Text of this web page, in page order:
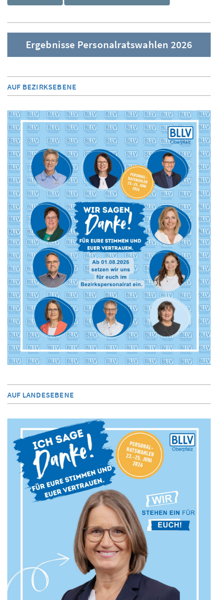
Ergebnisse Personalratswahlen 2026
AUF BEZIRKSEBENE
AUF LANDESEBENE